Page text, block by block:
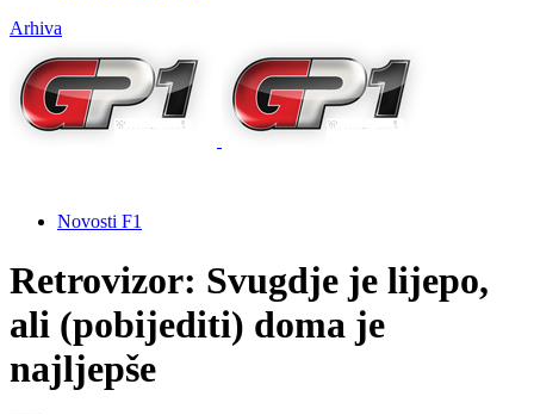
Arhiva
Novosti F1
Retrovizor: Svugdje je lijepo,
ali (pobijediti) doma je
najljepše